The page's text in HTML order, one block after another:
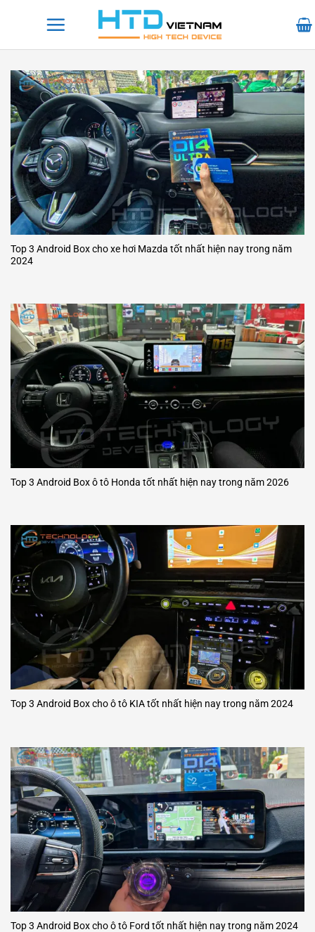
Top 3 Android Box cho xe hơi Mazda tốt nhất hiện nay trong năm
2024
Top 3 Android Box ô tô Honda tốt nhất hiện nay trong năm 2026
Top 3 Android Box cho ô tô KIA tốt nhất hiện nay trong năm 2024
Top 3 Android Box cho ô tô Ford tốt nhất hiện nay trong năm 2024